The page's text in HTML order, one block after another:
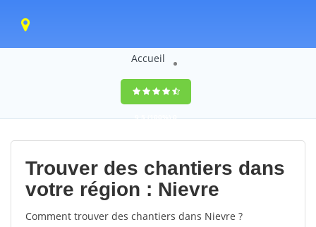
Accueil
9,5(100%)0
votes
Trouver des chantiers dans
votre région : Nievre
Comment trouver des chantiers dans Nievre ?